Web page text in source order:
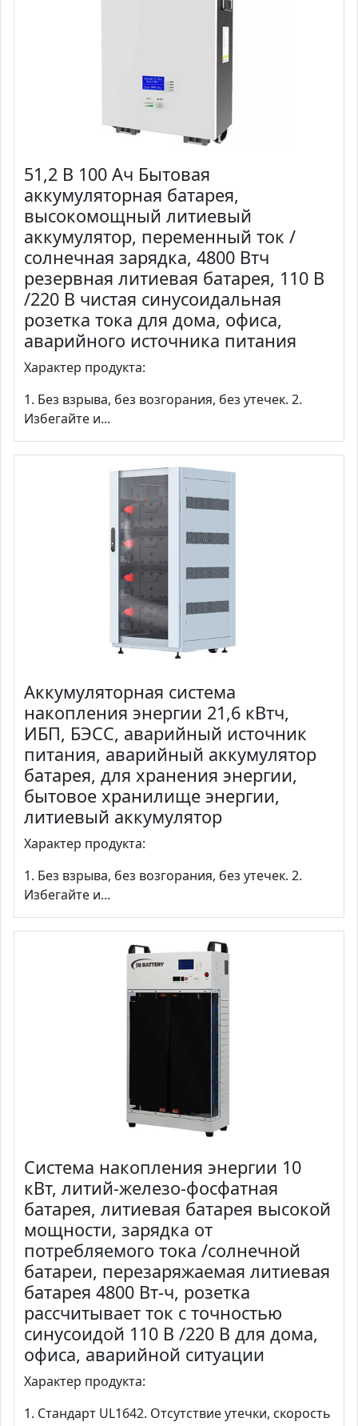
51,2 В 100 Ач Бытовая
аккумуляторная батарея,
высокомощный литиевый
аккумулятор, переменный ток /
солнечная зарядка, 4800 Втч
резервная литиевая батарея, 110 В
/220 В чистая синусоидальная
розетка тока для дома, офиса,
аварийного источника питания
Характер продукта:
1. Без взрыва, без возгорания, без утечек. 2.
Избегайте и...
Аккумуляторная система
накопления энергии 21,6 кВтч,
ИБП, БЭСС, аварийный источник
питания, аварийный аккумулятор
батарея, для хранения энергии,
бытовое хранилище энергии,
литиевый аккумулятор
Характер продукта:
1. Без взрыва, без возгорания, без утечек. 2.
Избегайте и...
Система накопления энергии 10
кВт, литий-железо-фосфатная
батарея, литиевая батарея высокой
мощности, зарядка от
потребляемого тока /солнечной
батареи, перезаряжаемая литиевая
батарея 4800 Вт-ч, розетка
рассчитывает ток с точностью
синусоидой 110 В /220 В для дома,
офиса, аварийной ситуации
Характер продукта:
1. Стандарт UL1642. Отсутствие утечки, скорость